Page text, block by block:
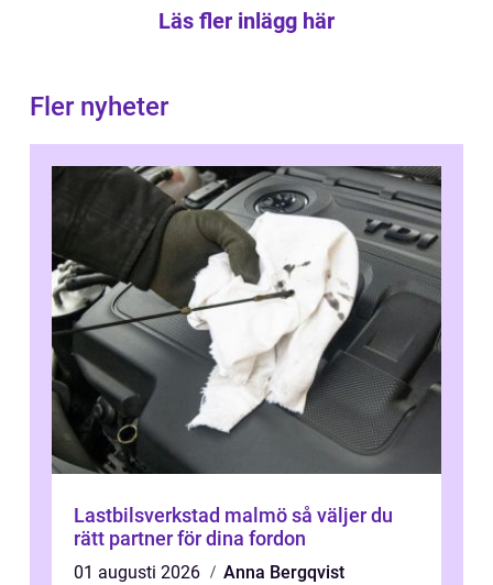
Läs fler inlägg här
Fler nyheter
Lastbilsverkstad malmö så väljer du
rätt partner för dina fordon
01 augusti 2026
Anna Bergqvist